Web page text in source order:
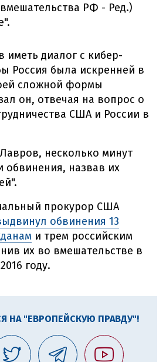
РФ - Ред.)
диалог с кибер-
Россия была искренней в
сложной формы
он, отвечая на вопрос о
США и России в
несколько минут
обвинения, назвав их
прокурор США
обвинения 13
и трем российским
их во вмешательстве в
году.
НА "ЕВРОПЕЙСКУЮ ПРАВДУ"!